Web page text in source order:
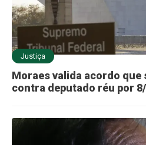
Justiça
Moraes valida acordo que
contra deputado réu por 8/